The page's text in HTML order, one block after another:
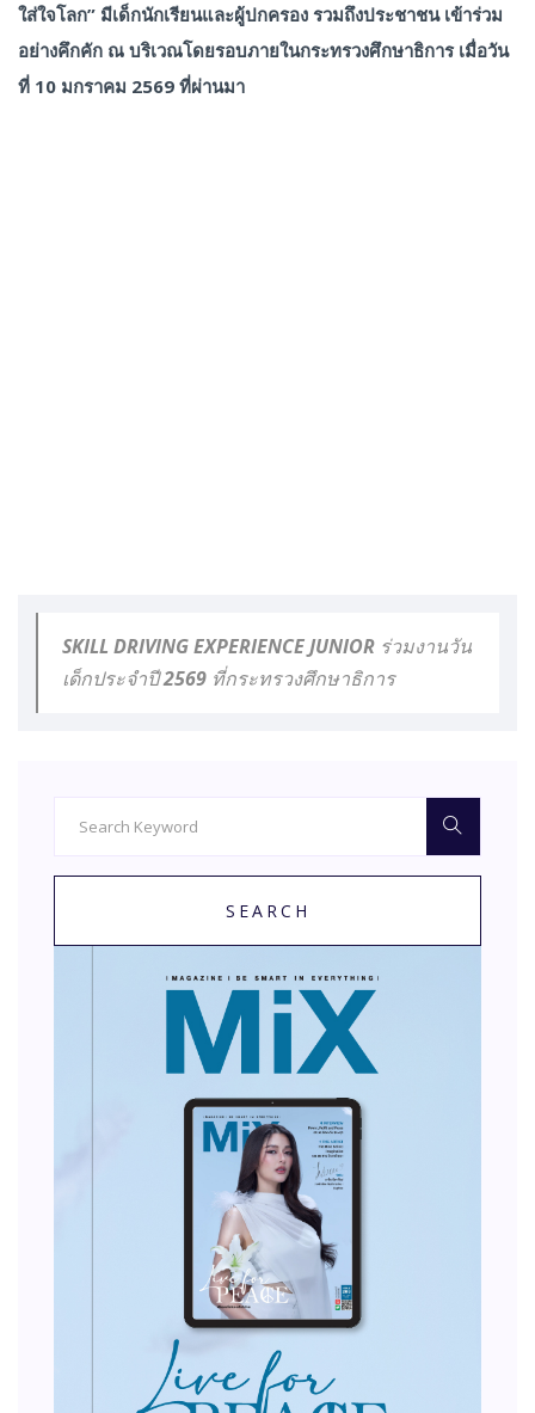
ใส่ใจโลก” มีเด็กนักเรียนและผู้ปกครอง รวมถึงประชาชน เข้าร่วม
อย่างคึกคัก ณ บริเวณโดยรอบภายในกระทรวงศึกษาธิการ เมื่อวัน
ที่ 10 มกราคม 2569 ที่ผ่านมา
SKILL DRIVING EXPERIENCE JUNIOR ร่วมงานวัน
เด็กประจำปี 2569 ที่กระทรวงศึกษาธิการ
SEARCH